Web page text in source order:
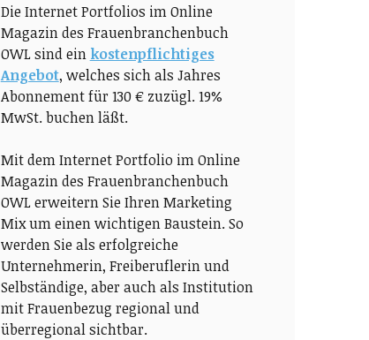
Die Internet Portfolios im Online
Magazin des Frauenbranchenbuch
OWL sind ein kostenpflichtiges
Angebot, welches sich als Jahres
Abonnement für 130 € zuzügl. 19%
MwSt. buchen läßt.
Mit dem Internet Portfolio im Online
Magazin des Frauenbranchenbuch
OWL erweitern Sie Ihren Marketing
Mix um einen wichtigen Baustein. So
werden Sie als erfolgreiche
Unternehmerin, Freiberuflerin und
Selbständige, aber auch als Institution
mit Frauenbezug regional und
überregional sichtbar.